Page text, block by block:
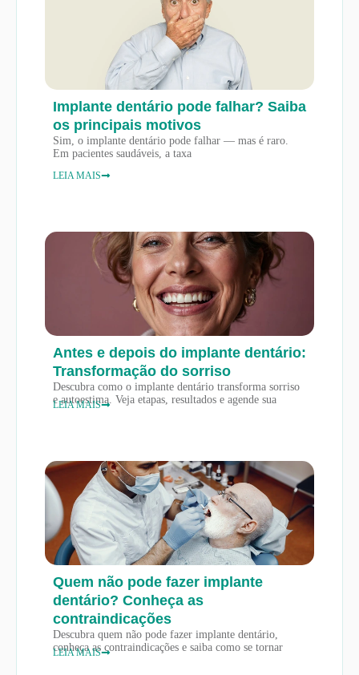
Implante dentário pode falhar? Saiba
os principais motivos
Sim, o implante dentário pode falhar — mas é raro.
Em pacientes saudáveis, a taxa
LEIA MAIS
Antes e depois do implante dentário:
Transformação do sorriso
Descubra como o implante dentário transforma sorriso
e autoestima. Veja etapas, resultados e agende sua
LEIA MAIS
Quem não pode fazer implante
dentário? Conheça as
contraindicações
Descubra quem não pode fazer implante dentário,
conheça as contraindicações e saiba como se tornar
LEIA MAIS